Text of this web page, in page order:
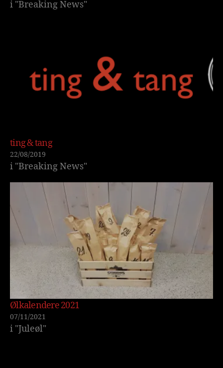
i "Breaking News"
ting & tang
22/08/2019
i "Breaking News"
Ølkalendere 2021
07/11/2021
i "Juleøl"